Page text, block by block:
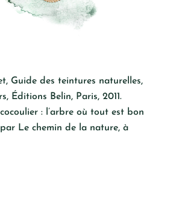
Guide des teintures naturelles,
Éditions Belin, Paris, 2011.
: l’arbre où tout est bon
Le chemin de la nature, à